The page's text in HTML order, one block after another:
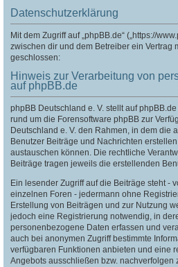
Datenschutzerklärung
Mit dem Zugriff auf „phpBB.de“ („https://
zwischen dir und dem Betreiber ein Vertrag
geschlossen:
Hinweis zur Verarbeitung von
auf phpBB.de
phpBB Deutschland e. V. stellt auf
rund um die Forensoftware phpBB zur
Deutschland e. V. den Rahmen, in dem die
Benutzer Beiträge und Nachrichten
austauschen können. Die rechtliche
Beiträge tragen jeweils die erstellenden
Ein lesender Zugriff auf die Beiträge steht -
einzelnen Foren - jedermann ohne
Erstellung von Beiträgen und zur Nutzung
jedoch eine Registrierung notwendig, in
personenbezogene Daten erfassen und
auch bei anonymen Zugriff bestimmte
verfügbaren Funktionen anbieten und eine
Angebots ausschließen bzw. nachverfolgen